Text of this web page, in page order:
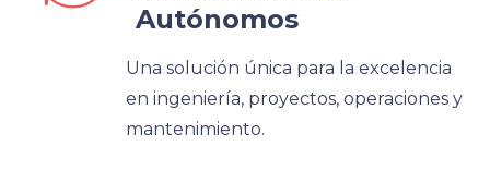
Autónomos
Una solución única para la excelencia
en ingeniería, proyectos, operaciones y
mantenimiento.